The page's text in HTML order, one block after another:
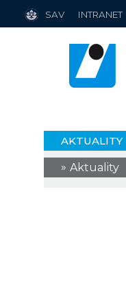
SAV INTRANET
AKTUALITY
Aktuality